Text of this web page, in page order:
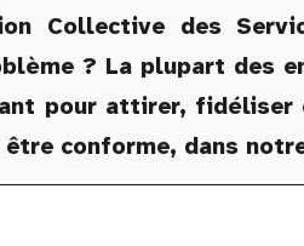
Collective des
? La plupart des
pour attirer,
conforme, dans